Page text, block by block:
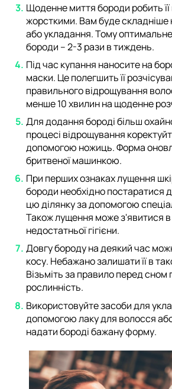
Щоденне миття бороди робить
жорсткими. Вам буде складніше
або укладання. Тому
бороди – 2-3 рази в тиждень.
Під час купання наносите на
маски. Це полегшить її
правильного відрощування
менше 10 хвилин на щоденне
Для додання бороді більш
процесі відрощування
допомогою ножиць. Форма
бритвеної машинкою.
При перших ознаках лущення
бороди необхідно постаратися
цю ділянку за допомогою
Також лущення може з'явитися в
недостатньої гігієни.
Довгу бороду на деякий час
косу. Небажано залишати її в
Візьміть за правило перед сном
рослинність.
Використовуйте засоби для
допомогою лаку для волосся
надати бороді бажану форму.